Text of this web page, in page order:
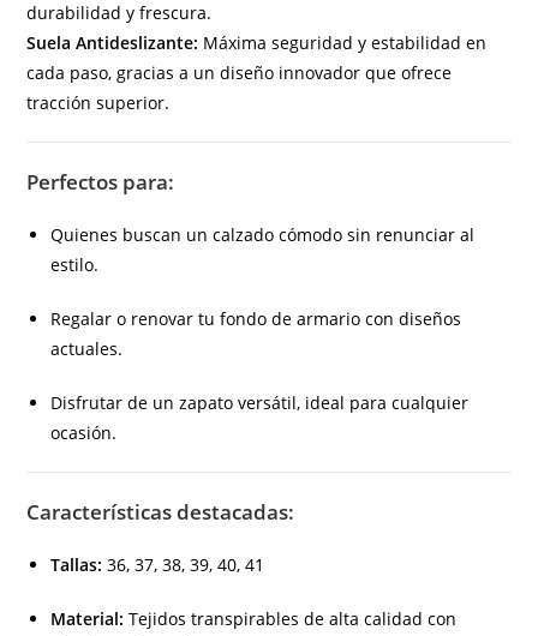
durabilidad y frescura.
Suela Antideslizante: Máxima seguridad y estabilidad en
cada paso, gracias a un diseño innovador que ofrece
tracción superior.
Perfectos para:
Quienes buscan un calzado cómodo sin renunciar al
estilo.
Regalar o renovar tu fondo de armario con diseños
actuales.
Disfrutar de un zapato versátil, ideal para cualquier
ocasión.
Características destacadas:
Tallas: 36, 37, 38, 39, 40, 41
Material: Tejidos transpirables de alta calidad con